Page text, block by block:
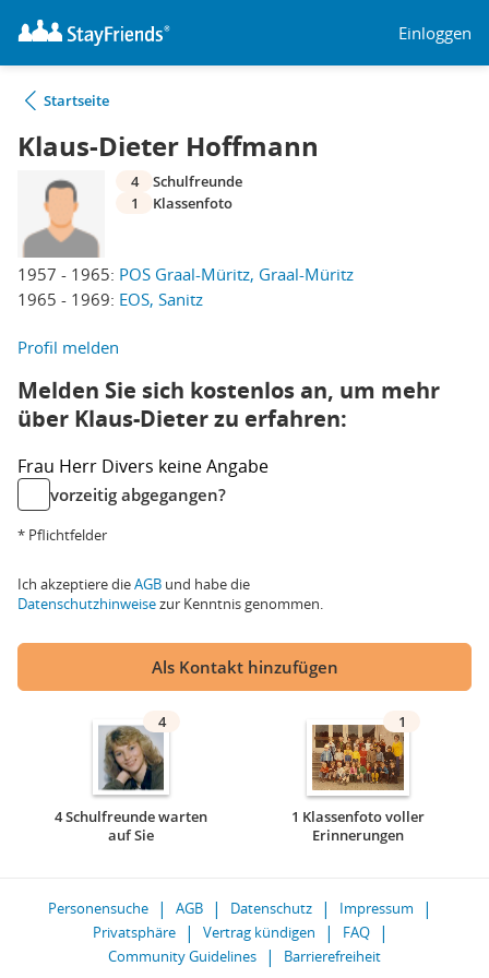
Einloggen
Startseite
Klaus-Dieter Hoffmann
1957 - 1965: POS Graal-Müritz, Graal-Müritz
1965 - 1969: EOS, Sanitz
4
Schulfreunde
1
Klassenfoto
Profil melden
Melden Sie sich kostenlos an, um mehr
über Klaus-Dieter zu erfahren:
Frau Herr Divers keine Angabe
vorzeitig abgegangen?
* Pflichtfelder
Ich akzeptiere dieAGB und habe die
Datenschutzhinweisezur Kenntnis genommen.
Als Kontakt hinzufügen
4
4 Schulfreunde warten
auf Sie
1
1 Klassenfoto voller
Erinnerungen
Personensuche AGB Datenschutz
Impressum
Privatsphäre
Vertrag kündigen
FAQ
Community Guidelines
Barrierefreiheit